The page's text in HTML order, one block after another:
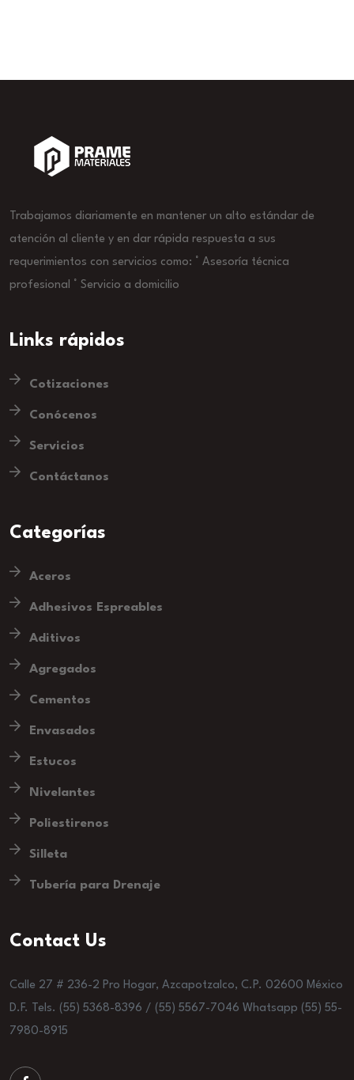
Trabajamos diariamente en mantener un alto estándar de
atención al cliente y en dar rápida respuesta a sus
requerimientos con servicios como: ° Asesoría técnica
profesional ° Servicio a domicilio
Links rápidos
Cotizaciones
Conócenos
Servicios
Contáctanos
Categorías
Aceros
Adhesivos Espreables
Aditivos
Agregados
Cementos
Envasados
Estucos
Nivelantes
Poliestirenos
Silleta
Tubería para Drenaje
Contact Us
Calle 27 # 236-2 Pro Hogar, Azcapotzalco, C.P. 02600 México
D.F. Tels. (55) 5368-8396 / (55) 5567-7046 Whatsapp (55) 55-
7980-8915